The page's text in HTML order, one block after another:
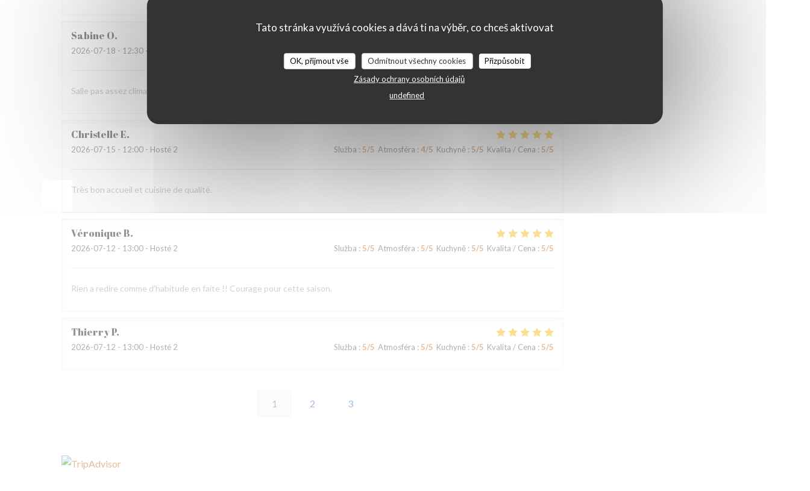
Tato stránka využívá cookies a dává ti na výběr, co chceš aktivovat
OK, přijmout vše Odmítnout všechny cookies
Přizpůsobit
Zásady ochrany osobních údajů
undefined
Sabine O
2026-07-18 - 12:30 - Hosté 2
Salle pas assez climatisee ,
ChristelleE
2026-07-15 - 12:00 - Hosté 2 Služba : 5/5 Atmosféra : 4/5 Kuchyně: 5/5 Kvalita / Cena : 5/5
Très bon accueil et cuisine de qualité.
VéroniqueB
2026-07-12 - 13:00 - Hosté 2 Služba : 5/5 Atmosféra : 5/5 Kuchyně: 5/5 Kvalita / Cena : 5/5
Rien a redire comme d'habitude en faite !! Courage pour cette saison.
ThierryP
2026-07-12 - 13:00 - Hosté 2 Služba : 5/5 Atmosféra : 5/5 Kuchyně: 5/5 Kvalita / Cena : 5/5
1 2 3